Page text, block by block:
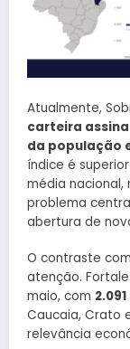
Atualmente,
carteira
da população
índice é
média
problema
abertura de
O contraste
atenção.
maio, com
Caucaia, Crato
relevância